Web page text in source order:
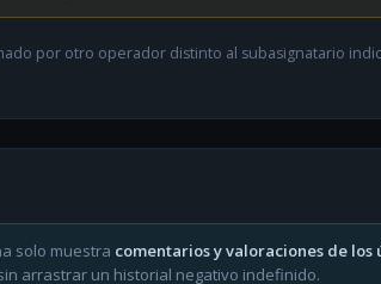
por otro operador distinto al subasignatario
solo muestra comentarios y valoraciones de los
arrastrar un historial negativo indefinido.